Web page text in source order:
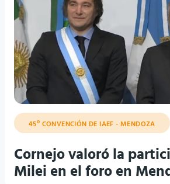
45º CONVENCIÓN DE IAEF - MENDOZA
Cornejo valoró la
Milei en el foro en